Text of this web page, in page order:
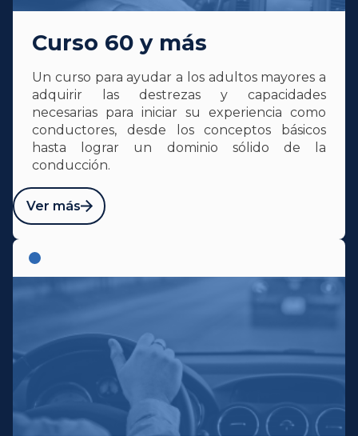
Curso 60 y más
Un curso para ayudar a los adultos mayores a
adquirir las destrezas y capacidades
necesarias para iniciar su experiencia como
conductores, desde los conceptos básicos
hasta lograr un dominio sólido de la
conducción.
Ver más